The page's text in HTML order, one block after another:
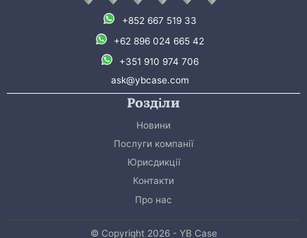
+852 667 519 33
+62 896 024 665 42
+351 910 974 706
ask@ybcase.com
Розділи
Новини
Послуги компанії
Юрисдикції
Контакти
Про нас
© Copyright 2026 - YB Case